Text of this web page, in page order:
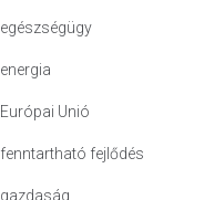
egészségügy
energia
Európai Unió
fenntartható fejlődés
gazdaság